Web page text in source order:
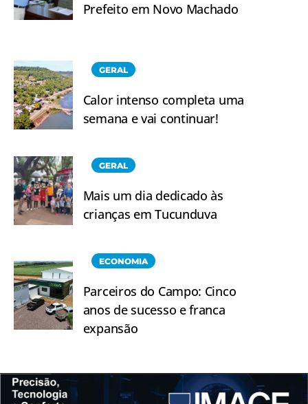
Prefeito em Novo Machado
GERAL
Calor intenso completa uma
semana e vai continuar!
GERAL
Mais um dia dedicado às
crianças em Tucunduva
ECONOMIA
Parceiros do Campo: Cinco
anos de sucesso e franca
expansão